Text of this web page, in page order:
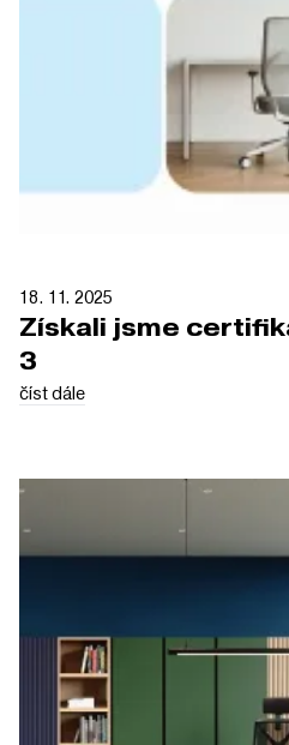
18. 11. 2025
Získali jsme
3
číst dále